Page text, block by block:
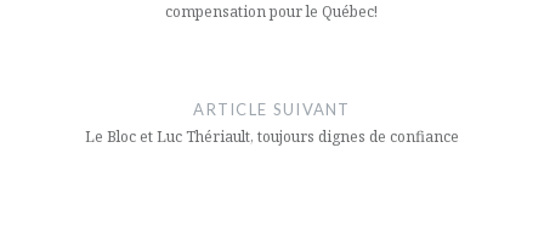
compensation pour le Québec!
ARTICLE SUIVANT
Le Bloc et Luc Thériault, toujours dignes de confiance